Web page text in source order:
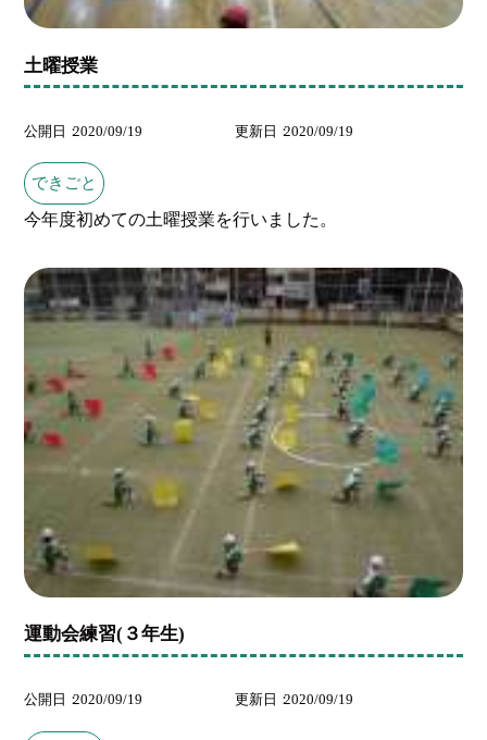
土曜授業
公開日 2020/09/19 更新日 2020/09/19
できごと
今年度初めての土曜授業を行いました。
運動会練習(３年生)
公開日 2020/09/19 更新日 2020/09/19